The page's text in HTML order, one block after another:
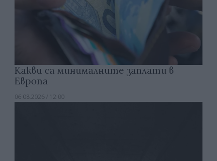
Какви са минималните заплати в
Европа
06.08.2026 / 12:00